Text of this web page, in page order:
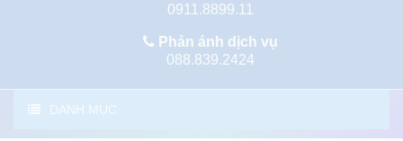
0911.8899.11
Phản ánh dịch vụ
088.839.2424
DANH MỤC